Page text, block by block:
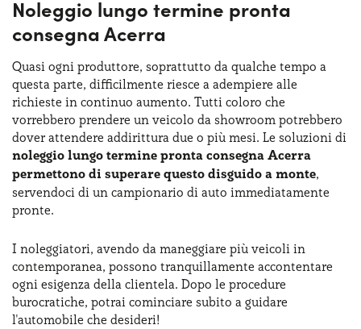
Noleggio lungo termine pronta
consegna Acerra
Quasi ogni produttore, soprattutto da qualche tempo a
questa parte, difficilmente riesce a adempiere alle
richieste in continuo aumento. Tutti coloro che
vorrebbero prendere un veicolo da showroom potrebbero
dover attendere addirittura due o più mesi. Le soluzioni di
noleggio lungo termine pronta consegna Acerra
permettono di superare questo disguido a monte,
servendoci di un campionario di auto immediatamente
pronte.
I noleggiatori, avendo da maneggiare più veicoli in
contemporanea, possono tranquillamente accontentare
ogni esigenza della clientela. Dopo le procedure
burocratiche, potrai cominciare subito a guidare
l'automobile che desideri!